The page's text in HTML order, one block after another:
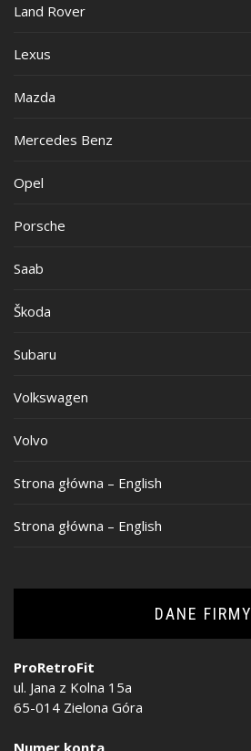
Land Rover
Lexus
Mazda
Mercedes Benz
Opel
Porsche
Saab
Škoda
Subaru
Volkswagen
Volvo
Strona główna – English
Strona główna – English
DANE FIRMY
ProRetroFit
ul. Jana z Kolna 15a
65-014 Zielona Góra
Numer konta